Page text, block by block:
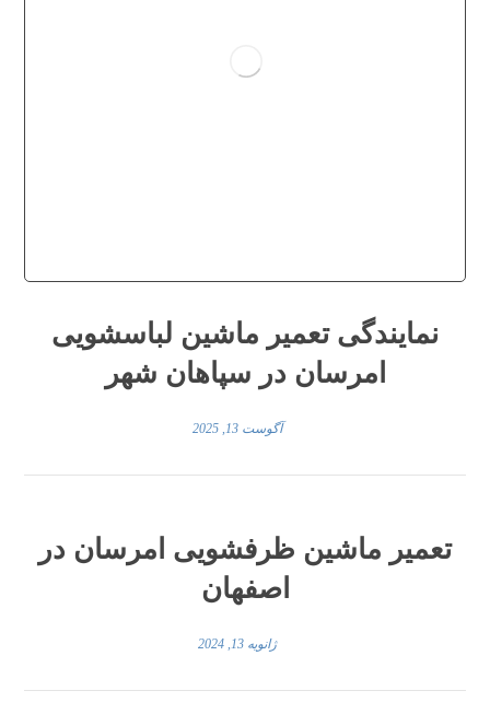
نمایندگی تعمیر ماشین لباسشویی
امرسان در سپاهان شهر
آگوست 13, 2025
تعمیر ماشین ظرفشویی امرسان در
اصفهان
ژانویه 13, 2024